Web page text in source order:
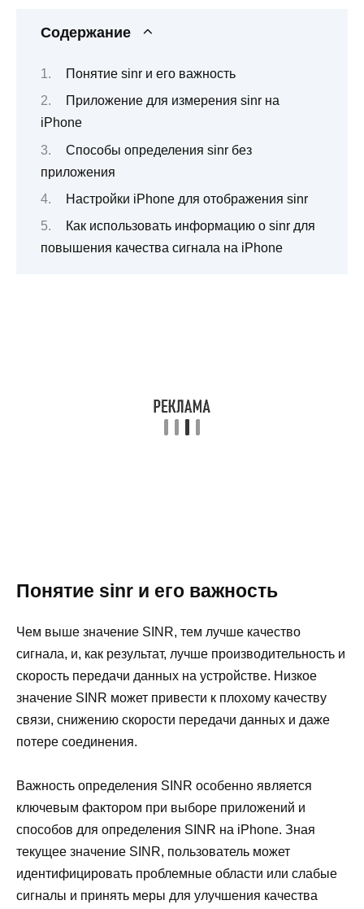
Содержание
Понятие sinr и его важность
Приложение для измерения sinr на
iPhone
Способы определения sinr без
приложения
Настройки iPhone для отображения sinr
Как использовать информацию о sinr для
повышения качества сигнала на iPhone
Понятие sinr и его важность
Чем выше значение SINR, тем лучше качество
сигнала, и, как результат, лучше производительность и
скорость передачи данных на устройстве. Низкое
значение SINR может привести к плохому качеству
связи, снижению скорости передачи данных и даже
потере соединения.
Важность определения SINR особенно является
ключевым фактором при выборе приложений и
способов для определения SINR на iPhone. Зная
текущее значение SINR, пользователь может
идентифицировать проблемные области или слабые
сигналы и принять меры для улучшения качества